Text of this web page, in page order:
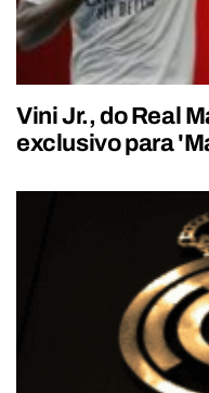
Vini Jr., do Real
exclusivo para